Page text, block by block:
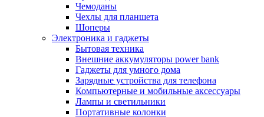
Чемоданы
Чехлы для планшета
Шоперы
Электроника и гаджеты
Бытовая техника
Внешние аккумуляторы power bank
Гаджеты для умного дома
Зарядные устройства для телефона
Компьютерные и мобильные аксессуары
Лампы и светильники
Портативные колонки